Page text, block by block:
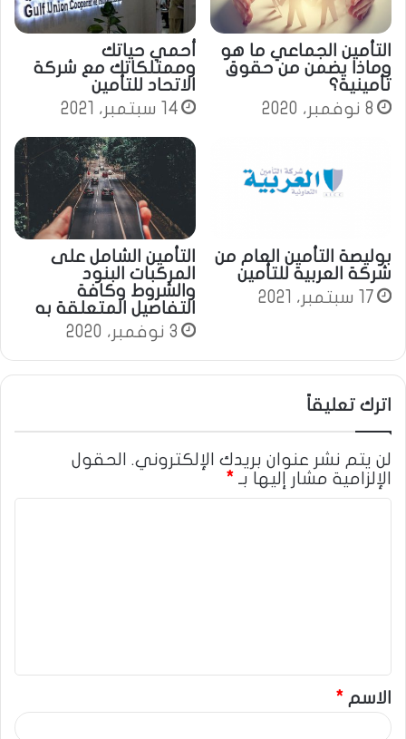
التأمين الجماعي ما هو
وماذا يضمن من حقوق
تأمينية؟
8 نوفمبر، 2020
أحمي حياتك
وممتلكاتك مع شركة
الاتحاد للتأمين
14 سبتمبر، 2021
بوليصة التأمين العام من
شركة العربية للتأمين
17 سبتمبر، 2021
التأمين الشامل على
المركبات البنود
والشروط وكافة
التفاصيل المتعلقة به
3 نوفمبر، 2020
اترك تعليقاً
لن يتم نشر عنوان بريدك الإلكتروني. الحقول
الإلزامية مشار إليها بـ *
ق
*الاسم *